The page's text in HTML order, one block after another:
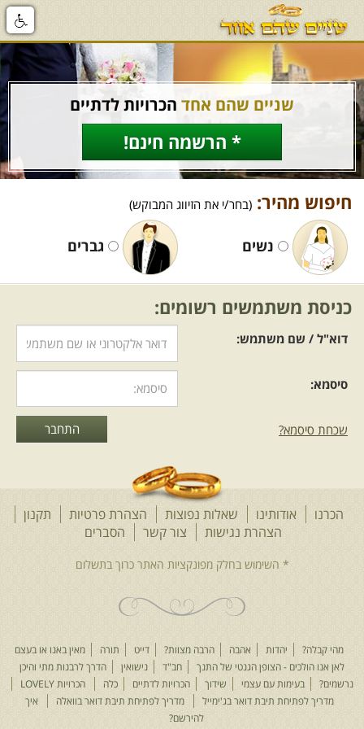
שניים שהם אחד הכרויות לדתיים
* הרשמה חינם!
חיפוש מהיר: (בחר/י את הזיווג המבוקש)
נשים גברים
כניסת משתמשים רשומים:
דוא"ל / שם משתמש:
סיסמא:
שכחת סיסמא?
הכרנו אודותינו שאלות נפוצות הצהרת פרטיות
תקנון
הצהרת נגישות
צור קשר הסברים
מהי קבלה? יהדות אהבה הרבה מצוות? דייט תורה
מאין באנו או בעצם
לאן אנו הולכים - הצופן הגנטי של התנך
חב"ד נישואין
הדרך לרבנות מתי והיכן
נרשמים?
בעימות עם עצמי שידוך הכרויות לדתיים כלה
הכרויות LOVELY
מדריך לפתיחת תיבת דואר בג'ימייל
מדריך לפתיחת תיבת דואר בוואלה
איך
להירשם?